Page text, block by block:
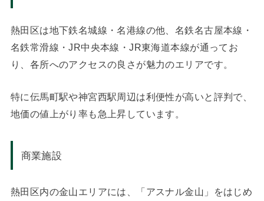
熱田区は地下鉄名城線・名港線の他、名鉄名古屋本線・
名鉄常滑線・JR中央本線・JR東海道本線が通ってお
り、各所へのアクセスの良さが魅力のエリアです。
特に伝馬町駅や神宮西駅周辺は利便性が高いと評判で、
地価の値上がり率も急上昇しています。
商業施設
熱田区内の金山エリアには、「アスナル金山」をはじめ